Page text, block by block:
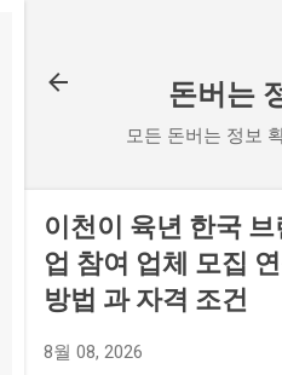
돈버는
모든 돈버는 정보
이천이 육년 한국
업 참여 업체 모집
방법 과 자격 조건
8월 08, 2026